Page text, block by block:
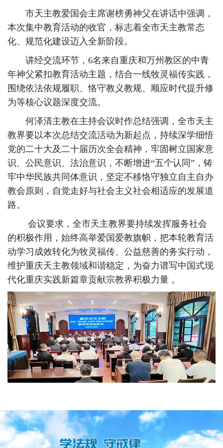
市天主教爱国会主席谢榜勇神父在讲话中强调，
本次集中教育活动的收官，标志着全市天主教常态
化、规范化建设迈入全新阶段。
讲经交流环节，6名来自重庆和万州教区的中青
年神父紧扣教育活动主题，结合一线牧灵福传实践，
围绕依法依规履职、恪守教义教规、顺应时代提升修
为等核心议题深度交流。
何泽清主教在主持会议时作总结强调，全市天主
教界要以本次总结交流活动为新起点，持续深学细悟
党的二十大及二十届历次全会精神，牢固树立国家意
识、公民意识、法治意识，不断增进“五个认同”，铸
牢中华民族共同体意识，坚定不移恪守独立自主自办
教会原则，自觉走好与社会主义社会相适应的发展道
路。
会议要求，全市天主教界要持续发挥服务社会
的积极作用，始终高举爱国爱教旗帜，把本轮教育活
动学习成效转化为牧灵福传、公益慈善的务实行动，
维护重庆天主教领域和谐稳定，为奋力谱写中国式现
代化重庆实践新篇章贡献宗教界积极力量 。